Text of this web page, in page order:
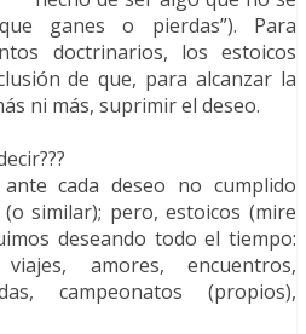
ganes o pierdas”). Para
doctrinarios, los estoicos
de que, para alcanzar la
ni más, suprimir el deseo.
cada deseo no cumplido
similar); pero, estoicos (mire
deseando todo el tiempo:
amores, encuentros,
campeonatos (propios),